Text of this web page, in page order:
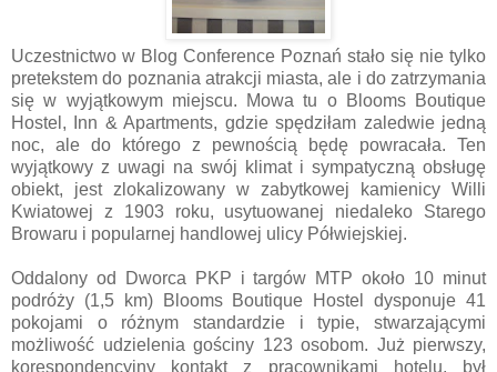
Uczestnictwo w Blog Conference Poznań stało się nie tylko
pretekstem do poznania atrakcji miasta, ale i do zatrzymania
się w wyjątkowym miejscu. Mowa tu o Blooms Boutique
Hostel, Inn & Apartments, gdzie spędziłam zaledwie jedną
noc, ale do którego z pewnością będę powracała. Ten
wyjątkowy z uwagi na swój klimat i sympatyczną obsługę
obiekt, jest zlokalizowany w zabytkowej kamienicy Willi
Kwiatowej z 1903 roku, usytuowanej niedaleko Starego
Browaru i popularnej handlowej ulicy Półwiejskiej.
Oddalony od Dworca PKP i targów MTP około 10 minut
podróży (1,5 km) Blooms Boutique Hostel dysponuje 41
pokojami o różnym standardzie i typie, stwarzającymi
możliwość udzielenia gościny 123 osobom. Już pierwszy,
korespondencyjny kontakt z pracownikami hotelu, był